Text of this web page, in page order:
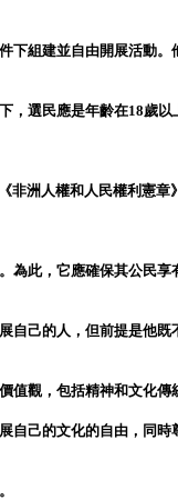
組建並自由開展活動。
，選民應是年齡在18歲
洲人權和人民權利憲章
為此，它應確保其公民
自己的人，但前提是他
值觀，包括精神和文化傳
自己的文化的自由，同時